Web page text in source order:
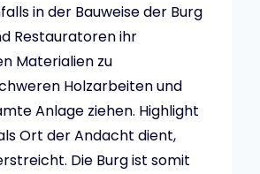
in der Bauweise der Burg
Restauratoren ihr
Materialien zu
Holzarbeiten und
Anlage ziehen. Highlight
Ort der Andacht dient,
Die Burg ist somit